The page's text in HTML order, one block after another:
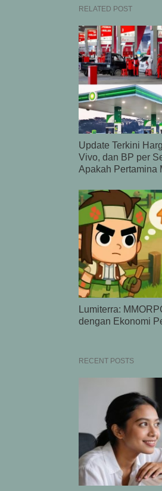
RELATED POST
Update Terkini
Vivo, dan BP per
Apakah Pertamina
Lumiterra:
dengan Ekonomi
RECENT POSTS